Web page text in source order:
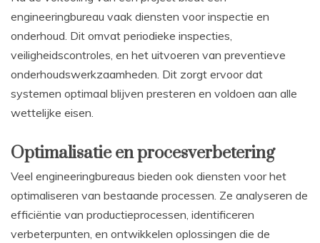
engineeringbureau vaak diensten voor inspectie en
onderhoud. Dit omvat periodieke inspecties,
veiligheidscontroles, en het uitvoeren van preventieve
onderhoudswerkzaamheden. Dit zorgt ervoor dat
systemen optimaal blijven presteren en voldoen aan alle
wettelijke eisen.
Optimalisatie en procesverbetering
Veel engineeringbureaus bieden ook diensten voor het
optimaliseren van bestaande processen. Ze analyseren de
efficiëntie van productieprocessen, identificeren
verbeterpunten, en ontwikkelen oplossingen die de